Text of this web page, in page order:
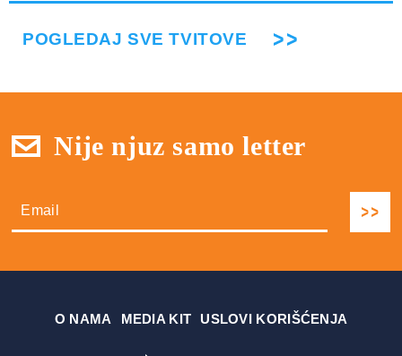
POGLEDAJ SVE TVITOVE
Nije njuz samo letter
О NAMA MEDIA KIT USLOVI KORIŠĆENJA